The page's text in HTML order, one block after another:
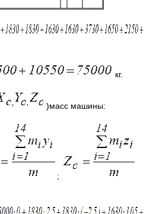
кг.
)масс машины:
;